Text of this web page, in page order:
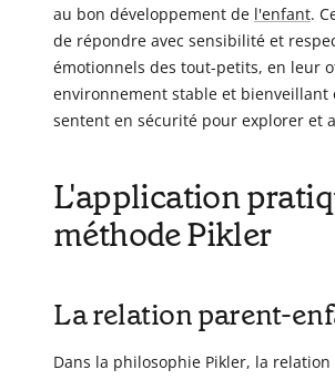
au bon développement de l'enfant.
de répondre avec sensibilité et
émotionnels des tout-petits, en leur
environnement stable et bienveillant
sentent en sécurité pour explorer et
L'application
méthode Pikler
La relation parent-
Dans la philosophie Pikler, la